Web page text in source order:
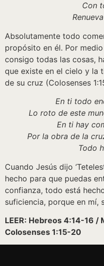
Con
Absolutamente todo
propósito en él. Por
consigo todas las cosas,
que existe en el cielo y la
de su cruz (Colosenses
En ti todo
Lo roto de este
En ti hay
Por la obra de la
Todo
Cuando Jesús dijo
hecho para que puedas
confianza, todo está
suficiencia, porque en mí,
LEER: Hebreos 4:14-16 /
Colosenses 1:15-20